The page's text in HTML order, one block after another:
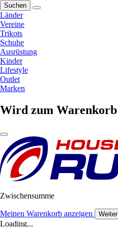
Suchen
Länder
Vereine
Trikots
Schuhe
Ausrüstung
Kinder
Lifestyle
Outlet
Marken
Wird zum
Zwischensumme
Meinen Warenkorb anzeigen
Loading...